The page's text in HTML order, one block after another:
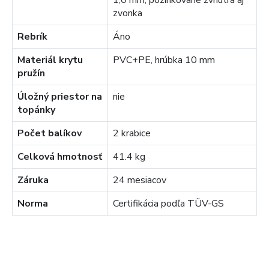
zvonka
Rebrík
Áno
Materiál krytu
pružín
PVC+PE, hrúbka 10 mm
Úložný priestor na
topánky
nie
Počet balíkov
2 krabice
Celková hmotnosť
41.4 kg
Záruka
24 mesiacov
Norma
Certifikácia podľa TÜV-GS